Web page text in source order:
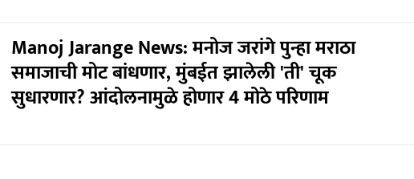
Manoj Jarange News: मनोज जरांगे पुन्हा मराठा
समाजाची मोट बांधणार, मुंबईत झालेली 'ती' चूक
सुधारणार? आंदोलनामुळे होणार 4 मोठे परिणाम